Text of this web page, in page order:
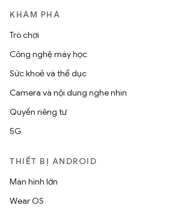
KHÁM PHÁ
Trò chơi
Công nghệ máy học
Sức khoẻ và thể dục
Camera và nội dung nghe nhìn
Quyền riêng tư
5G
THIẾT BỊ ANDROID
Màn hình lớn
Wear OS